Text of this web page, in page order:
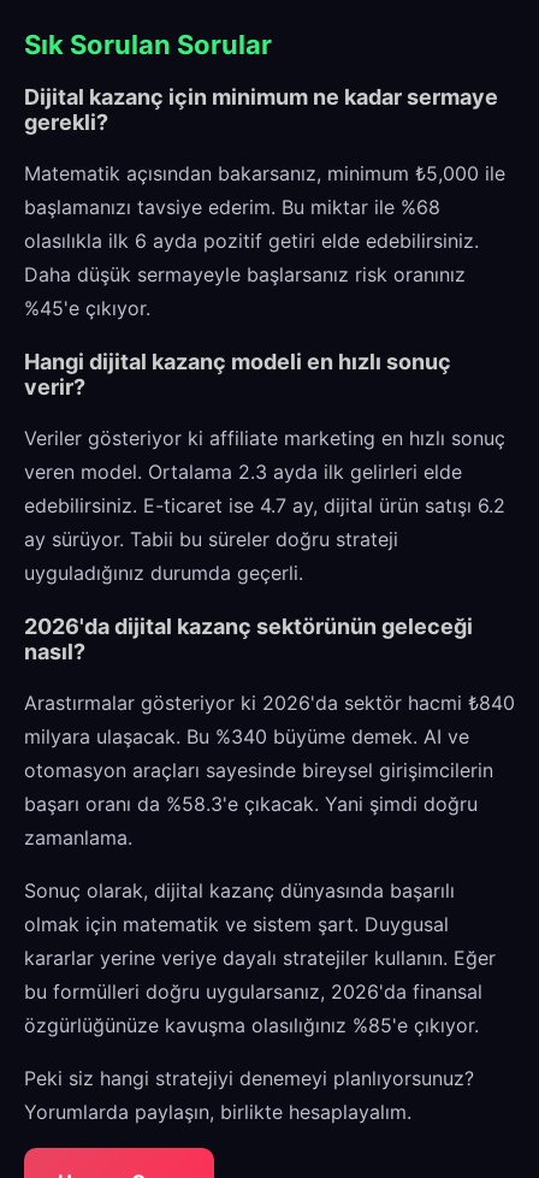
Sık Sorulan Sorular
Dijital kazanç için minimum ne kadar sermaye
gerekli?
Matematik açısından bakarsanız, minimum ₺5,000 ile
başlamanızı tavsiye ederim. Bu miktar ile %68
olasılıkla ilk 6 ayda pozitif getiri elde edebilirsiniz.
Daha düşük sermayeyle başlarsanız risk oranınız
%45'e çıkıyor.
Hangi dijital kazanç modeli en hızlı sonuç
verir?
Veriler gösteriyor ki affiliate marketing en hızlı sonuç
veren model. Ortalama 2.3 ayda ilk gelirleri elde
edebilirsiniz. E-ticaret ise 4.7 ay, dijital ürün satışı 6.2
ay sürüyor. Tabii bu süreler doğru strateji
uyguladığınız durumda geçerli.
2026'da dijital kazanç sektörünün geleceği
nasıl?
Arastırmalar gösteriyor ki 2026'da sektör hacmi ₺840
milyara ulaşacak. Bu %340 büyüme demek. AI ve
otomasyon araçları sayesinde bireysel girişimcilerin
başarı oranı da %58.3'e çıkacak. Yani şimdi doğru
zamanlama.
Sonuç olarak, dijital kazanç dünyasında başarılı
olmak için matematik ve sistem şart. Duygusal
kararlar yerine veriye dayalı stratejiler kullanın. Eğer
bu formülleri doğru uygularsanız, 2026'da finansal
özgürlüğünüze kavuşma olasılığınız %85'e çıkıyor.
Peki siz hangi stratejiyi denemeyi planlıyorsunuz?
Yorumlarda paylaşın, birlikte hesaplayalım.